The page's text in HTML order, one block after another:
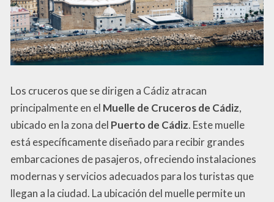
Los cruceros que se dirigen a Cádiz atracan
principalmente en el Muelle de Cruceros de Cádiz,
ubicado en la zona del Puerto de Cádiz. Este muelle
está específicamente diseñado para recibir grandes
embarcaciones de pasajeros, ofreciendo instalaciones
modernas y servicios adecuados para los turistas que
llegan a la ciudad. La ubicación del muelle permite un